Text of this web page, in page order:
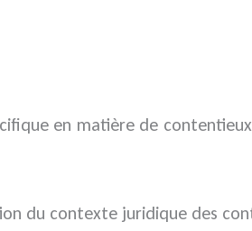
en matière de
du contexte juridique des